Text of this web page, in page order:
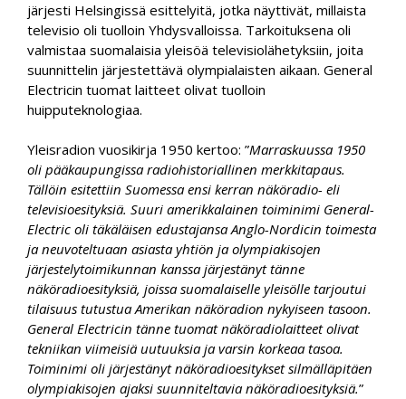
järjesti Helsingissä esittelyitä, jotka näyttivät, millaista
televisio oli tuolloin Yhdysvalloissa. Tarkoituksena oli
valmistaa suomalaisia yleisöä televisiolähetyksiin, joita
suunnittelin järjestettävä olympialaisten aikaan. General
Electricin tuomat laitteet olivat tuolloin
huipputeknologiaa.
Yleisradion vuosikirja 1950 kertoo: ”Marraskuussa 1950
oli pääkaupungissa radiohistoriallinen merkkitapaus.
Tällöin esitettiin Suomessa ensi kerran näköradio- eli
televisioesityksiä. Suuri amerikkalainen toiminimi General-
Electric oli täkäläisen edustajansa Anglo-Nordicin toimesta
ja neuvoteltuaan asiasta yhtiön ja olympiakisojen
järjestelytoimikunnan kanssa järjestänyt tänne
näköradioesityksiä, joissa suomalaiselle yleisölle tarjoutui
tilaisuus tutustua Amerikan näköradion nykyiseen tasoon.
General Electricin tänne tuomat näköradiolaitteet olivat
tekniikan viimeisiä uutuuksia ja varsin korkeaa tasoa.
Toiminimi oli järjestänyt näköradioesitykset silmälläpitäen
olympiakisojen ajaksi suunniteltavia näköradioesityksiä.”